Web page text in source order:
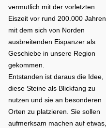
vermutlich mit der vorletzten
Eiszeit vor rund 200.000 Jahren
mit dem sich von Norden
ausbreitenden Eispanzer als
Geschiebe in unsere Region
gekommen.
Entstanden ist daraus die Idee,
diese Steine als Blickfang zu
nutzen und sie an besonderen
Orten zu platzieren. Sie sollen
aufmerksam machen auf etwas,